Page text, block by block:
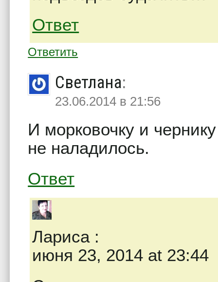
Ответ
Ответить
Светлана:
23.06.2014 в 21:56
И морковочку и
не наладилось.
Ответ
Лариса:
июня 23, 2014 at 23:44